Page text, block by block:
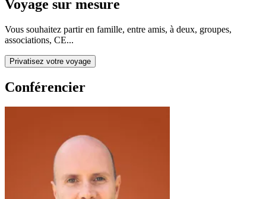
Voyage sur mesure
Vous souhaitez partir en famille, entre amis, à deux, groupes,
associations, CE...
Privatisez votre voyage
Conférencier